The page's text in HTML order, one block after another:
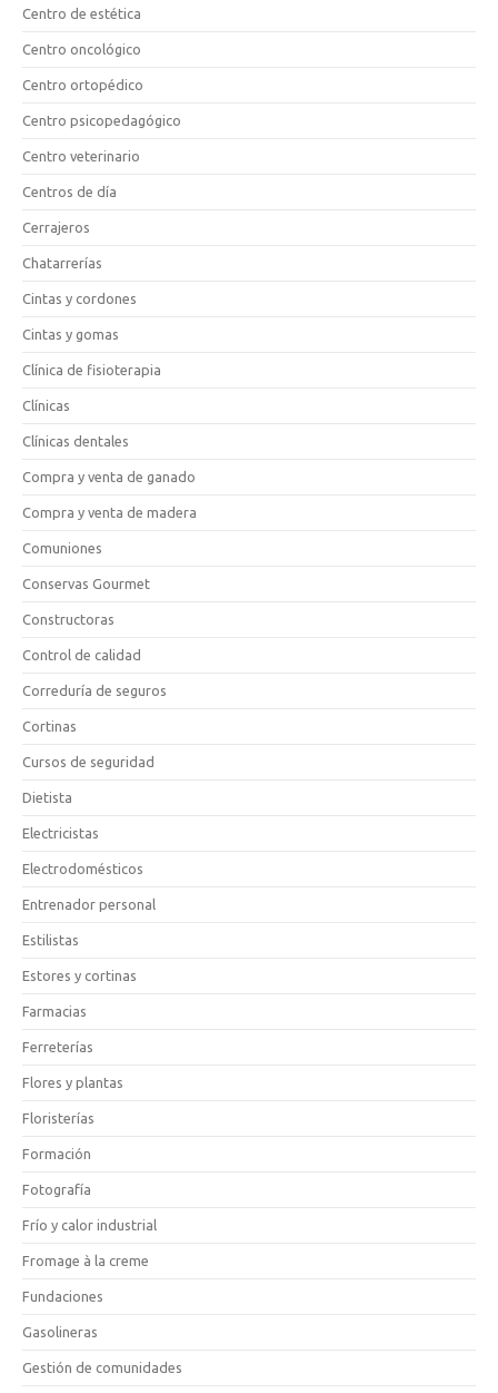
Centro de estética
Centro oncológico
Centro ortopédico
Centro psicopedagógico
Centro veterinario
Centros de día
Cerrajeros
Chatarrerías
Cintas y cordones
Cintas y gomas
Clínica de fisioterapia
Clínicas
Clínicas dentales
Compra y venta de ganado
Compra y venta de madera
Comuniones
Conservas Gourmet
Constructoras
Control de calidad
Correduría de seguros
Cortinas
Cursos de seguridad
Dietista
Electricistas
Electrodomésticos
Entrenador personal
Estilistas
Estores y cortinas
Farmacias
Ferreterías
Flores y plantas
Floristerías
Formación
Fotografía
Frío y calor industrial
Fromage à la creme
Fundaciones
Gasolineras
Gestión de comunidades